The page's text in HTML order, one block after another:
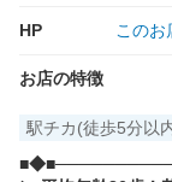
HP このお
お店の特徴
駅チカ(徒歩5分以